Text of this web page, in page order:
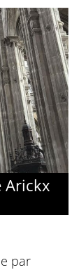
Arickx
par